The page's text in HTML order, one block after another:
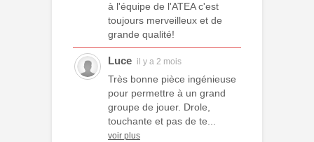
à l'équipe de l'ATEA c'est
toujours merveilleux et de
grande qualité!
Luce il y a 2 mois
Très bonne pièce ingénieuse
pour permettre à un grand
groupe de jouer. Drole,
touchante et pas de te...
voir plus